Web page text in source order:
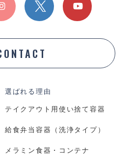
選ばれる理由
テイクアウト用使い捨て容器
給食弁当容器（洗浄タイプ）
メラミン食器・コンテナ